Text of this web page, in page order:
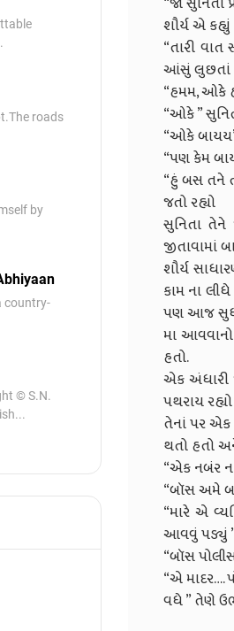
roads
by
country-
© S.N.
શૌર્ય એ કહ્યું
“તારી
આંસું લુછતાં
“હમમ, ઓકે
“ઓકે ”
“ઓકે
“પણ કેમ
“હું બસ તને
જતો રહ્યો
સુનિતા તેને
જીતાવામાં
શૌર્ય
કામ ના
પણ આજ સુધી
મા
હતો.
એક અંધારી
પથરાય
તેનાં પર એક
થતો હતો
“એક નબંર
“બૉસ અમે
“મારે એ
આવવું પડ્યું
“બૉસ
“એ માદર….
વધે ” તેણે